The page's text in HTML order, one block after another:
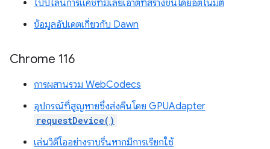
ไปป์ไลน์การแคชที่มีเลย์เอาต์ที่สร้างขึ้นโดยอัตโนมัติ
ข้อมูลอัปเดตเกี่ยวกับ Dawn
Chrome 116
การผสานรวม WebCodecs
อุปกรณ์ที่สูญหายซึ่งส่งคืนโดย GPUAdapter
requestDevice()
เล่นวิดีโออย่างราบรื่นหากมีการเรียกใช้